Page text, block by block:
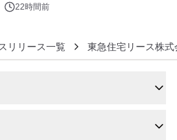
るパッケージ～ 9月1日(火)秋田県内で
22時間前
リリース一覧 東急住宅リース株